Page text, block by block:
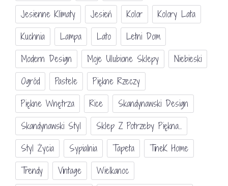
Jesienne Klimaty
Jesień Kolor
Kolory Lata
Kuchnia
Lampa Lato
Letni Dom
Modern Design
Moje Ulubione Sklepy
Niebieski
Ogród
Pastele
Piękne Rzeczy
Piękne Wnętrza
Rice
Skandynawski Design
Skandynawski Styl
Sklep Z Potrzeby Piękna...
Styl Życia
Sypialnia Tapeta
TineK Home
Trendy
Vintage
Wielkanoc